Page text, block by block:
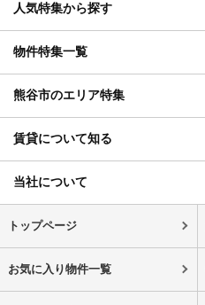
人気特集から探す
物件特集一覧
熊谷市のエリア特集
賃貸について知る
当社について
トップページ
お気に入り物件一覧